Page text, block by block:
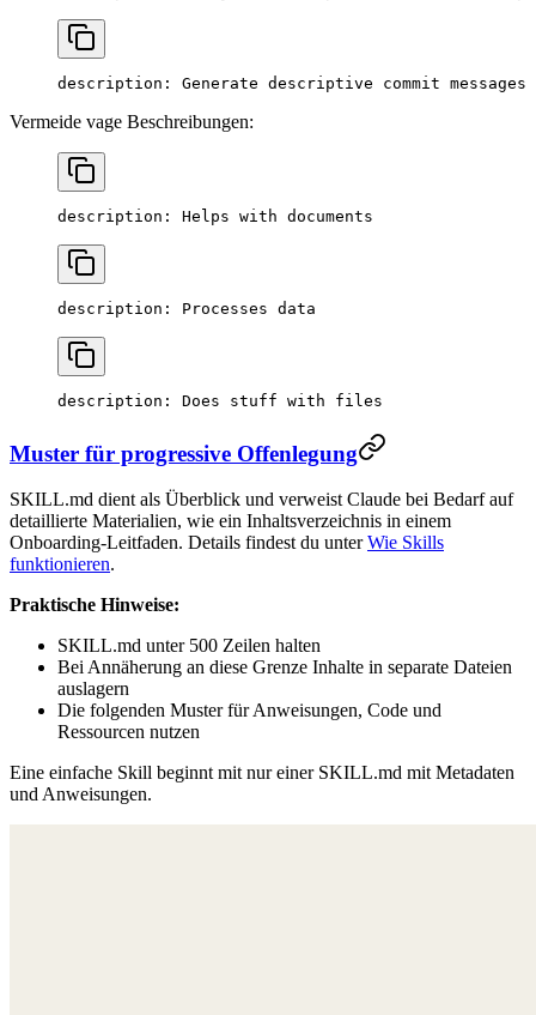
description : Generate descriptive commit
Vermeide vage Beschreibungen:
description : Helps with documents
description : Processes data
description : Does stuff with files
Muster für progressive Offenlegung
SKILL.md dient als Überblick und verweist Claude bei Bedarf auf
detaillierte Materialien, wie ein Inhaltsverzeichnis in einem
Onboarding-Leitfaden. Details findest du unterWie Skills
funktionieren.
Praktische Hinweise:
SKILL.md unter 500 Zeilen halten
Bei Annäherung an diese Grenze Inhalte in separate Dateien
auslagern
Die folgenden Muster für Anweisungen, Code und
Ressourcen nutzen
Eine einfache Skill beginnt mit nur einer SKILL.md mit Metadaten
und Anweisungen.